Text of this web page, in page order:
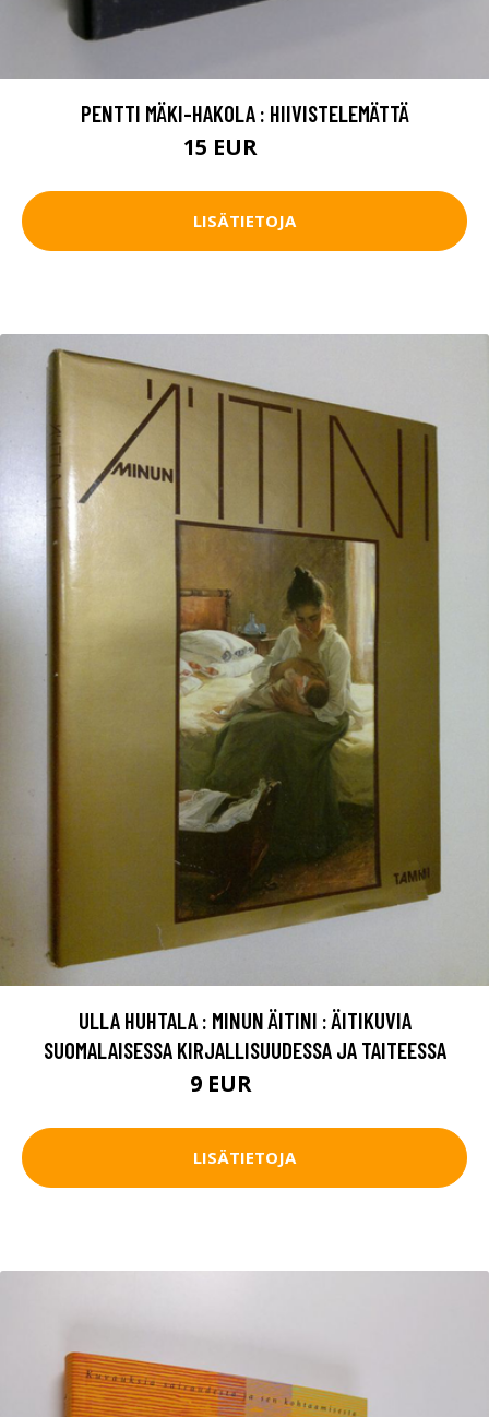
PENTTI MÄKI-HAKOLA : HIIVISTELEMÄTTÄ
15 EUR
LISÄTIETOJA
ULLA HUHTALA : MINUN ÄITINI : ÄITIKUVIA
SUOMALAISESSA KIRJALLISUUDESSA JA TAITEESSA
9 EUR
LISÄTIETOJA